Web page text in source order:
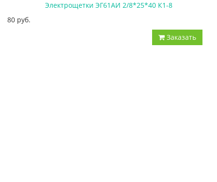
Электрощетки ЭГ61АИ 2/8*25*40 К1-8
80 руб.
Заказать